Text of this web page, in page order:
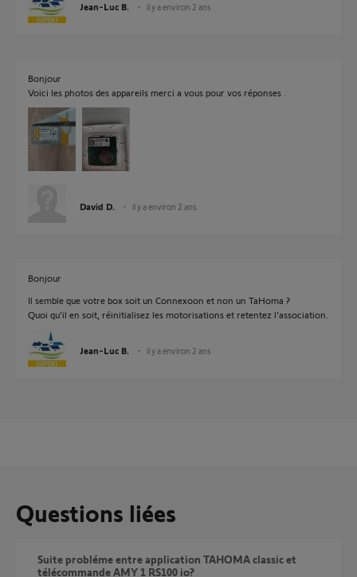
Jean-Luc B. il y a environ 2 ans
Bonjour
Voici les photos des appareils merci a vous pour vos réponses .
David D. il y a environ 2 ans
Bonjour
Il semble que votre box soit un Connexoon et non un TaHoma ?
Quoi qu'il en soit, réinitialisez les motorisations et retentez l'association.
Jean-Luc B. il y a environ 2 ans
Questions liées
Suite probléme entre application TAHOMA classic et
télécommande AMY 1 RS100 io?